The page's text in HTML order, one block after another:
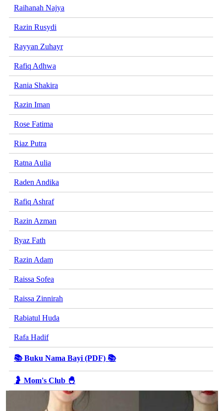
Raihanah Najya
Razin Rusydi
Rayyan Zuhayr
Rafiq Adhwa
Rania Shakira
Razin Iman
Rose Fatima
Riaz Putra
Ratna Aulia
Raden Andika
Rafiq Ashraf
Razin Azman
Ryaz Fath
Razin Adam
Raissa Sofea
Raissa Zinnirah
Rabiatul Huda
Rafa Hadif
📚 Buku Nama Bayi (PDF) 📚
🤰 Mom's Club 🐣